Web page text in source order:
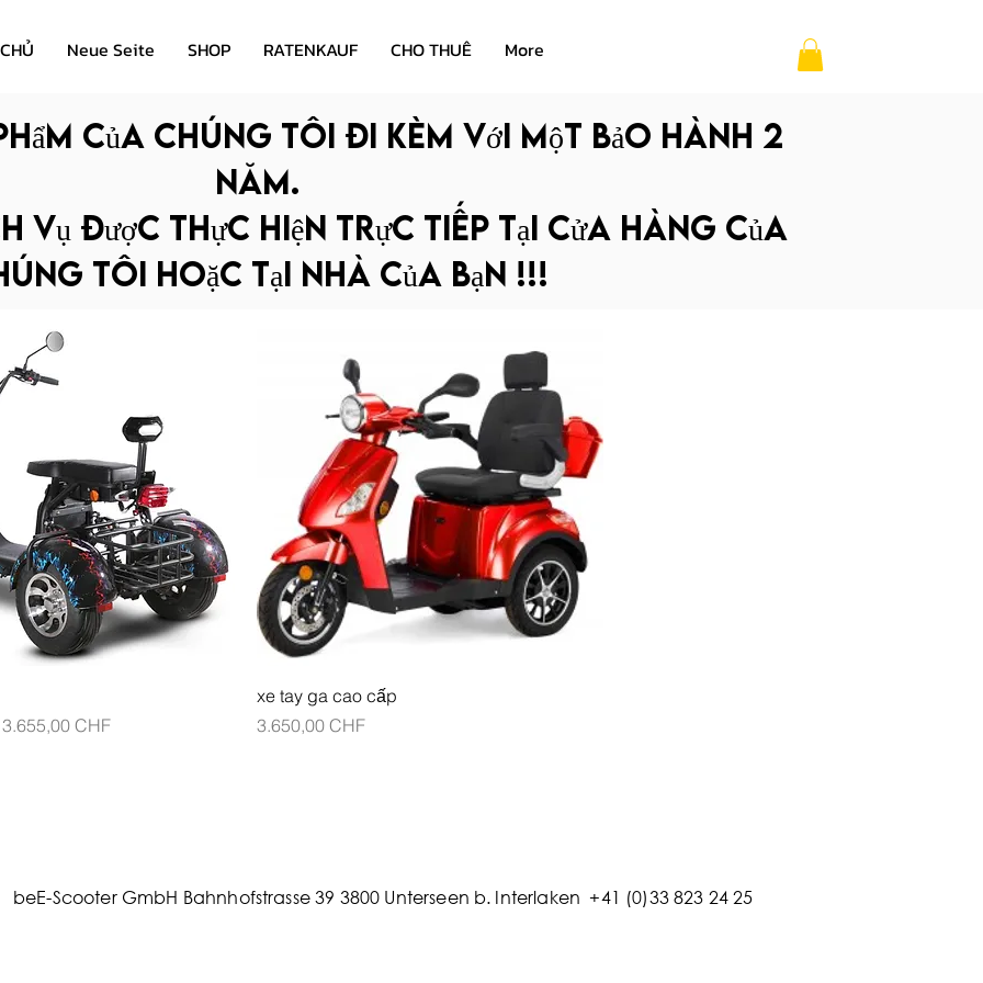
Neue Seite SHOP RATENKAUF CHO THUÊ More
của chúng tôi đi kèm với một bảo hành 2
năm.
vụ được thực hiện trực tiếp tại cửa hàng của
tôi hoặc tại nhà của bạn !!!
Giá bán rẻ
3.655,00 CHF
Xem nhanh
xe tay ga cao cấp
Giá
3.650,00 CHF
beE-Scooter GmbH Bahnhofstrasse 39 3800 Unterseen b. Interlaken +41 (0)33 823 24 25